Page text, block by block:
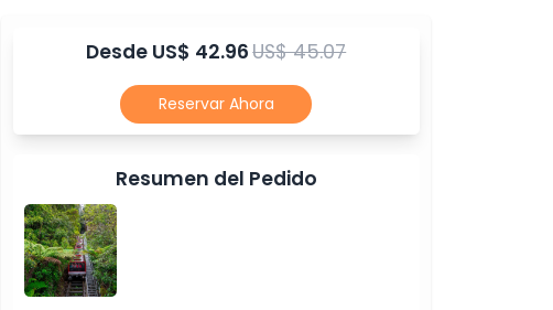
Desde US$ 42.96US$ 45.07
Reservar Ahora
Resumen del Pedido